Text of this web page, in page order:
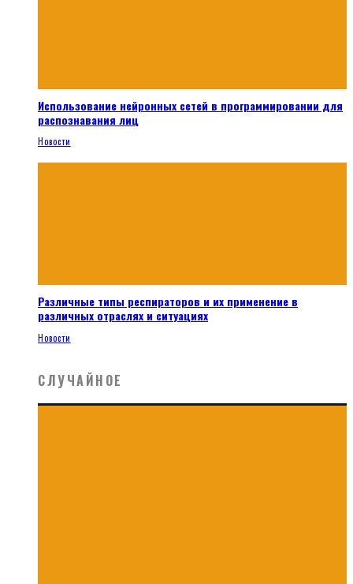
Использование нейронных сетей в программировании для
распознавания лиц
Новости
Различные типы респираторов и их применение в
различных отраслях и ситуациях
Новости
СЛУЧАЙНОЕ